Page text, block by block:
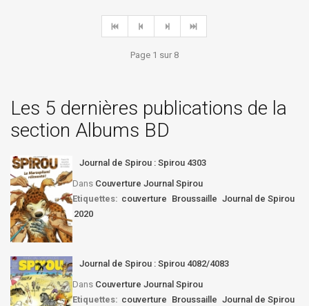
Page 1 sur 8
Les 5 dernières publications de la
section Albums BD
Journal de Spirou : Spirou 4303
Dans Couverture Journal Spirou
Etiquettes: couverture Broussaille Journal de Spirou
2020
Journal de Spirou : Spirou 4082/4083
Dans Couverture Journal Spirou
Etiquettes: couverture Broussaille Journal de Spirou